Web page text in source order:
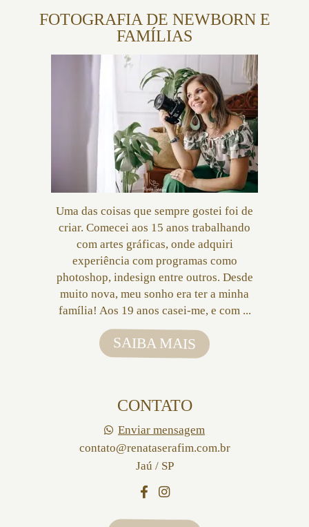
FOTOGRAFIA DE NEWBORN E
FAMÍLIAS
Uma das coisas que sempre gostei foi de
criar. Comecei aos 15 anos trabalhando
com artes gráficas, onde adquiri
experiência com programas como
photoshop, indesign entre outros. Desde
muito nova, meu sonho era ter a minha
família! Aos 19 anos casei-me, e com ...
SAIBA MAIS
CONTATO
Enviar mensagem
contato@renataserafim.com.br
Jaú / SP